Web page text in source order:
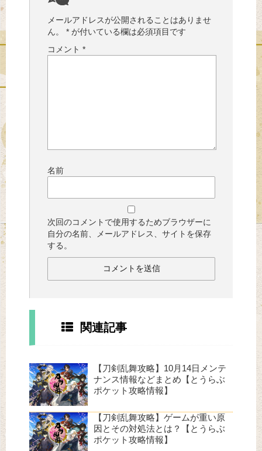
メールアドレスが公開されることはありませ
ん。
* が付いている欄は必須項目です
コメント *
名前
次回のコメントで使用するためブラウザーに
自分の名前、メールアドレス、サイトを保存
する。
関連記事
【刀剣乱舞攻略】10月14日メンテ
ナンス情報などまとめ【とうらぶ
ポケット攻略情報】
【刀剣乱舞攻略】ゲームが重い原
因とその対処法とは？【とうらぶ
ポケット攻略情報】